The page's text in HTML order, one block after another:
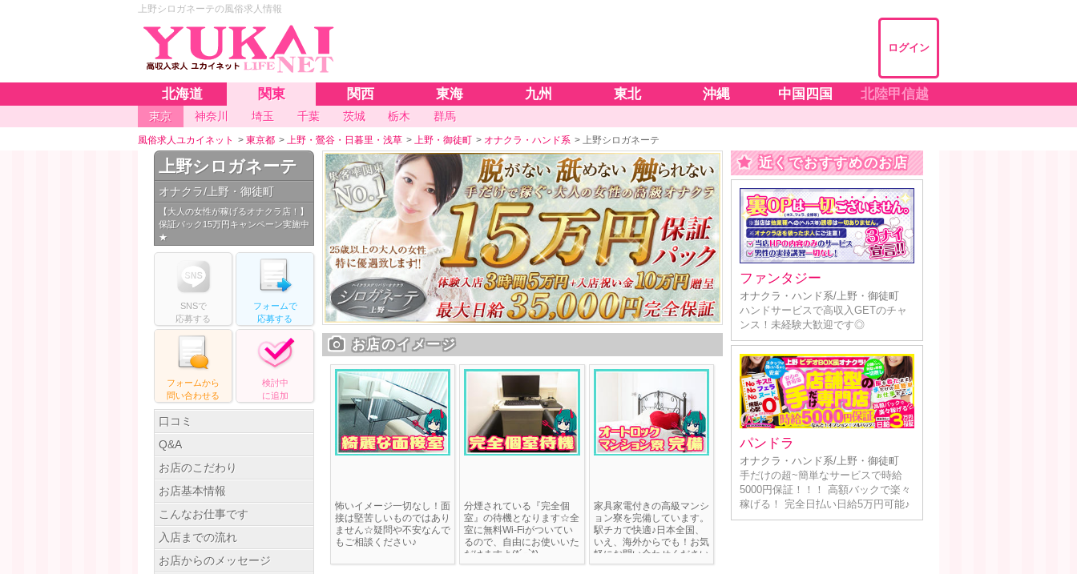
上野シロガネーテの風俗求人情報
ログイン
北海道 関東 関西 東海 九州 東北 沖縄 中国四国 北陸甲信越
東京 神奈川 埼玉 千葉 茨城 栃木 群馬
風俗求人ユカイネット > 東京都 > 上野・鶯谷・日暮里・浅草 > 上野・御徒町 > オナクラ・ハンド系 > 上野シロガネーテ
上野シロガネーテ
オナクラ/上野・御徒町
【大人の女性が稼げるオナクラ店！】
保証パック15万円キャンペーン実施中
★
SNSで
応募する
フォームで
応募する
フォームから
問い合わせる
検討中
に追加
口コミ
Q&A
お店のこだわり
お店基本情報
こんなお仕事です
入店までの流れ
お店からのメッセージ
お店のイメージ
怖いイメージ一切なし！面
接は堅苦しいものではあり
ません☆疑問や不安なんで
もご相談ください♪
分煙されている『完全個
室』の待機となります☆全
室に無料Wi-Fiがついてい
るので、自由にお使いいた
だけますよ(*´◒`*)
家具家電付きの高級マンシ
ョン寮を完備しています。
駅チカで快適♪日本全国、
いえ、海外からでも！お気
軽にお問い合わせください
ませ☆
近くでおすすめのお店
ファンタジー
オナクラ・ハンド系/上野・御徒町
ハンドサービスで高収入GETのチャ
ンス！未経験大歓迎です◎
パンドラ
オナクラ・ハンド系/上野・御徒町
手だけの超~簡単なサービスで時給
5000円保証！！！ 高額バックで楽々
稼げる！ 完全日払い日給5万円可能♪